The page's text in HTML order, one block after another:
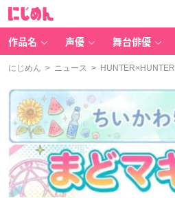
作品名 声優 舞台俳優
にじめん > ニュース > HUNTER×HUNTER